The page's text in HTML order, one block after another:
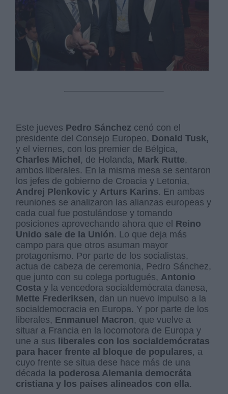
Este jueves Pedro Sánchez cenó con el
presidente del Consejo Europeo, Donald Tusk,
y el viernes, con los premier de Bélgica,
Charles Michel , de Holanda, Mark Rutte,
ambos liberales. En la misma mesa se sentaron
los jefes de gobierno de Croacia y Letonia,
Andrej Plenkovic y Arturs Karins. En ambas
reuniones se analizaron las alianzas europeas y
cada cual fue postulándose y tomando
posiciones aprovechando ahora que el Reino
Unido sale de la Unión. Lo que deja más
campo para que otros asuman mayor
protagonismo. Por parte de los socialistas,
actua de cabeza de ceremonia, Pedro Sánchez,
que junto con su colega portugués, Antonio
Costa y la vencedora socialdemócrata danesa,
Mette Frederiksen, dan un nuevo impulso a la
socialdemocracia en Europa. Y por parte de los
liberales, Enmanuel Macron, que vuelve a
situar a Francia en la locomotora de Europa y
une a sus liberales con los socialdemócratas
para hacer frente al bloque de populares, a
cuyo frente se situa dese hace más de una
década la poderosa Alemania democráta
cristiana y los países alineados con ella.